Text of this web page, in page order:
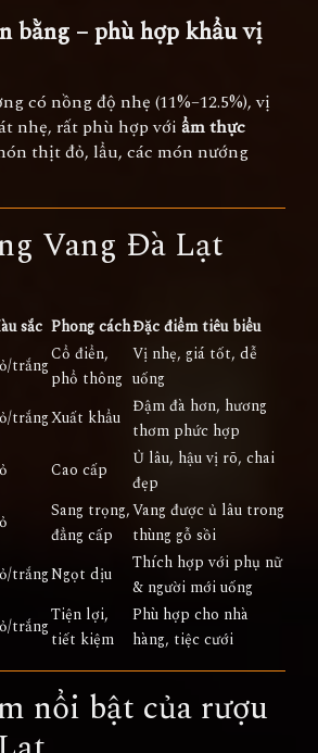
bằng – phù hợp khẩu vị
có nồng độ nhẹ (11%–12.5%), vị
nhẹ, rất phù hợp với ẩm thực
thịt đỏ, lẩu, các món nướng
Vang Đà Lạt
sắc Phong cáchĐặc điểm tiêu biểu
trắng
Cổ điển,
phổ thông
Vị nhẹ, giá tốt, dễ
uống
trắngXuất khẩu
Đậm đà hơn, hương
thơm phức hợp
Cao cấp
Ủ lâu, hậu vị rõ, chai
đẹp
Sang trọng,
đẳng cấp
Vang được ủ lâu trong
thùng gỗ sồi
trắngNgọt dịu
Thích hợp với phụ nữ
& người mới uống
trắng
Tiện lợi,
tiết kiệm
Phù hợp cho nhà
hàng, tiệc cưới
nổi bật của rượu